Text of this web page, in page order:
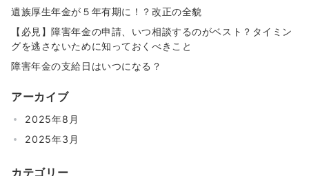
遺族厚生年金が５年有期に！？改正の全貌
【必見】障害年金の申請、いつ相談するのがベスト？タイミン
グを逃さないために知っておくべきこと
障害年金の支給日はいつになる？
アーカイブ
2025年8月
2025年3月
カテゴリー